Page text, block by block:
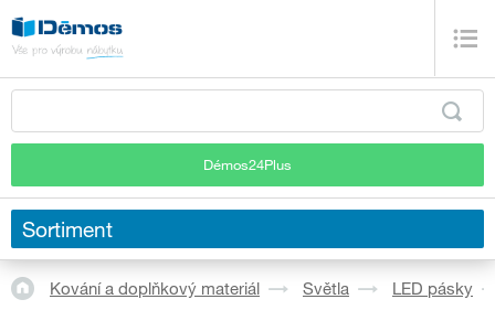
Démos24Plus
Sortiment
Kování a doplňkový materiál Světla LED pásky